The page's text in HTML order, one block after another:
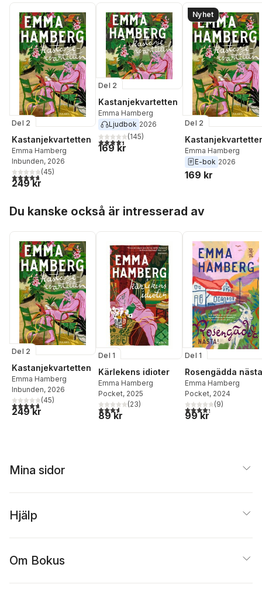
Del 2
Kastanjekvartetten
Emma Hamberg
Inbunden, 2026
4,7utav 5 stjärnor. Totalt antal röster:
(45)
249 kr
Del 2
Kastanjekvartetten
Emma Hamberg
Ljudbok 2026
4,4utav 5 stjärnor. Totalt antal röster:
(145)
169 kr
Nyhet
Del 2
Emma Hamberg
E-bok 2026
169 kr
Du kanske också är intresserad av
Del 2
Kastanjekvartetten
Emma Hamberg
Inbunden, 2026
4,7utav 5 stjärnor. Totalt antal röster:
(45)
249 kr
Del 1
Kärlekens idioter
Emma Hamberg
Pocket, 2025
3,6utav 5 stjärnor. Totalt antal röster:
(23)
89 kr
Del 1
Rosengädda
Emma Hamberg
Pocket, 2024
4,3utav 5 stjärnor.
(9)
99 kr
Mina sidor
Hjälp
Om Bokus